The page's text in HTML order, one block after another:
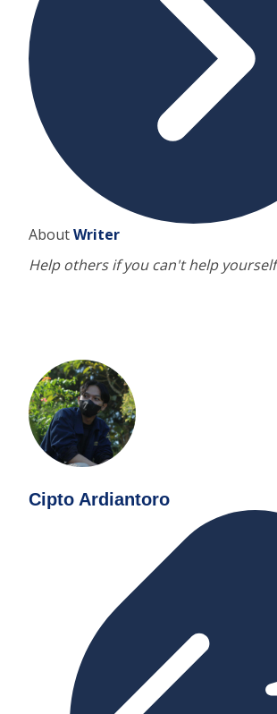
AboutWriter
Help others if you can't help yourself
Cipto Ardiantoro